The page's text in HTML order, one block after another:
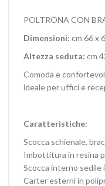
POLTRONA CON
Dimensioni: cm 66 x
Altezza seduta: cm
Comoda e
ideale per uffici e
Caratteristiche:
Scocca schienale,
Imbottitura in resina
Scocca interno sedile
Carter esterni in